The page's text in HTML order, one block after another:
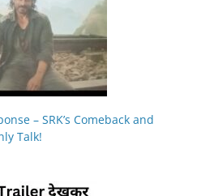
– SRK’s Comeback and
Talk!